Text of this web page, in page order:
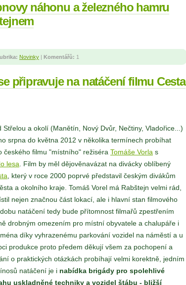
náhonu a železného hamru
Novinky | Komentářů: 1
připravuje na natáčení filmu Cesta
Střelou a okolí (Manětín, Nový Dvůr, Nečtiny, Vladořice...)
srpna do května 2012 v několika termínech probíhat
českého filmu "místního" režiséra Tomáše Vorla s
lesa. Film by měl dějověnavázat na divácky oblíbený
, který v roce 2000 poprvé představil českým divákům
a okolního kraje. Tomáš Vorel má Rabštejn velmi rád,
nejen značnou část lokací, ale i hlavní stan filmového
natáčení tedy bude přítomnost filmařů zpestřením
drobným omezením pro místní obyvatele a chalupáře i
díky vyhrazenému parkování vozidel na náměstí a u
produkce proto předem děkují všem za pochopení a
o praktických otázkách probíhají velmi korektně, jedním
natáčení je i nabídka brigády pro spolehlivé
uskladněné techniky a vozidel štábu - bližší